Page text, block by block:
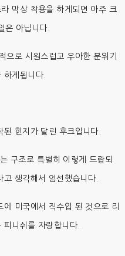
막상 착용을 하게되면 아주 크
은 아닙니다.
으로 시원스럽고 우아한 분위기
하게됩니다.
힌지가 달린 후크입니다.
구조로 특별히 이렇게 드랍되
생각해서 엄선했습니다.
미국에서 직수입 된 것으로 리
니쉬를 자랑합니다.